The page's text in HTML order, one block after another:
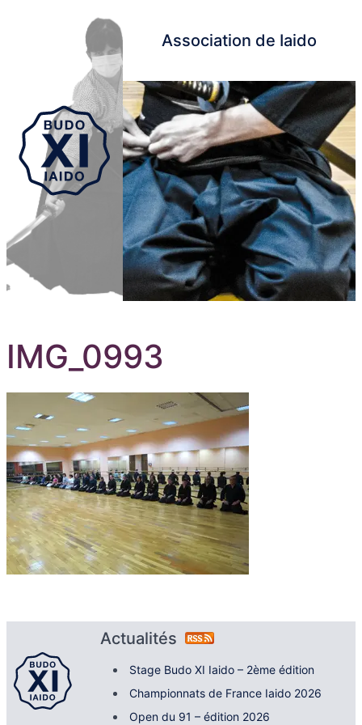
Association de Iaido
IMG_0993
Actualités
Stage Budo XI Iaido – 2ème édition
Championnats de France Iaido 2026
Open du 91 – édition 2026